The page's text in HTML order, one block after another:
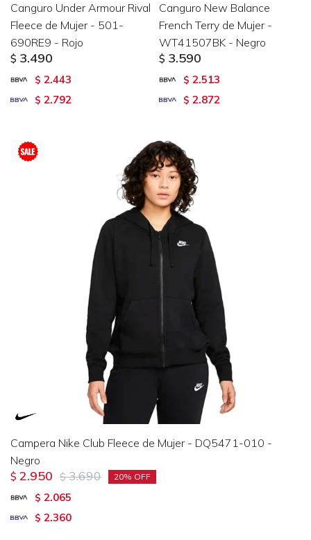
Canguro Under Armour Rival
Fleece de Mujer - 501-
690RE9 - Rojo
$ 3.490
$ 2.443
$ 2.792
Canguro New Balance
French Terry de Mujer -
WT41507BK - Negro
$ 3.590
$ 2.513
$ 2.872
Campera Nike Club Fleece de Mujer - DQ5471-010 -
Negro
$ 2.950 $ 3.690 20
$ 2.065
$ 2.360